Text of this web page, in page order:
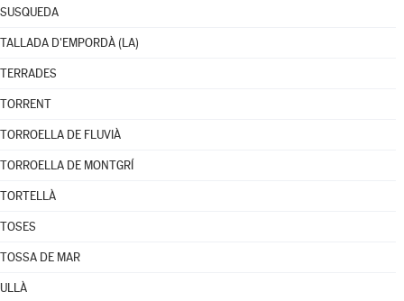
SUSQUEDA
TALLADA D'EMPORDÀ (LA)
TERRADES
TORRENT
TORROELLA DE FLUVIÀ
TORROELLA DE MONTGRÍ
TORTELLÀ
TOSES
TOSSA DE MAR
ULLÀ